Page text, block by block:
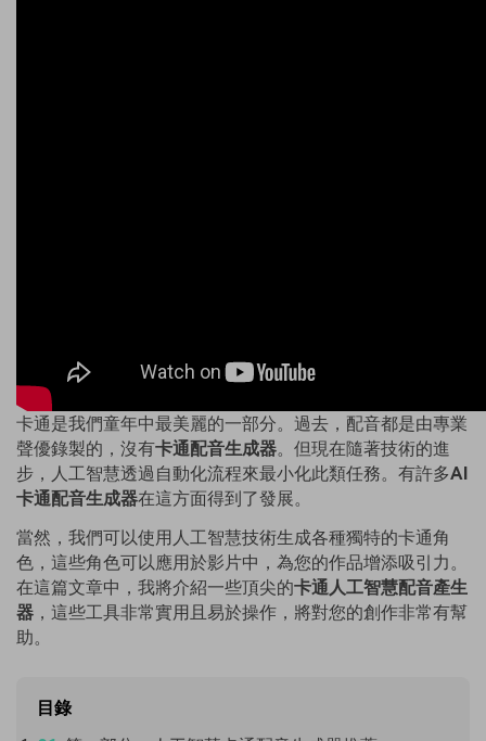
卡通是我們童年中最美麗的一部分。過去，配音都是由專業
聲優錄製的，沒有卡通配音生成器。但現在隨著技術的進
步，人工智慧透過自動化流程來最小化此類任務。有許多AI
卡通配音生成器在這方面得到了發展。
當然，我們可以使用人工智慧技術生成各種獨特的卡通角
色，這些角色可以應用於影片中，為您的作品增添吸引力。
在這篇文章中，我將介紹一些頂尖的卡通人工智慧配音產生
器 ，這些工具非常實用且易於操作，將對您的創作非常有幫
助。
目錄